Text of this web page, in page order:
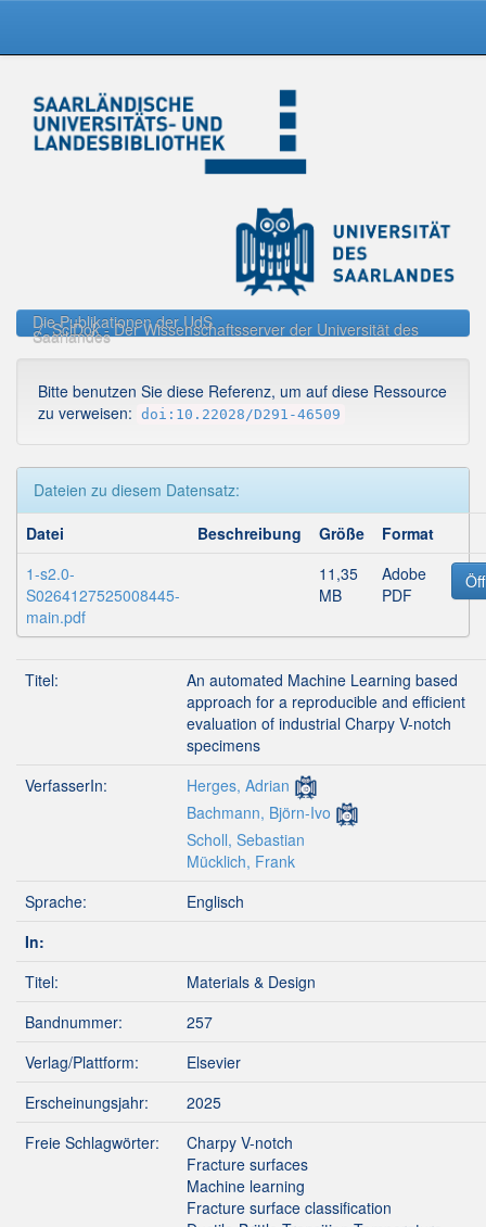
navigation
Die Publikationen der UdS
SciDok - Der Wissenschaftsserver der Universität des
Saarlandes
Bitte benutzen Sie diese Referenz, um auf diese Ressource
zu verweisen: doi:10.22028/D291-46509
Dateien zu diesem Datensatz:
Datei
Beschreibung Größe
Format
1-s2.0-
S0264127525008445-
main.pdf
11,35
MB
Adobe
PDF
Titel:
An automated Machine Learning based
approach for a reproducible and efficient
evaluation of industrial Charpy V-notch
specimens
VerfasserIn:
Herges, Adrian
Bachmann, Björn-Ivo
Scholl, Sebastian
Mücklich, Frank
Sprache:
Englisch
In:
Titel:
Materials & Design
Bandnummer:
257
Verlag/Plattform:
Elsevier
Erscheinungsjahr:
2025
Freie Schlagwörter:
Charpy V-notch
Fracture surfaces
Machine learning
Fracture surface classification